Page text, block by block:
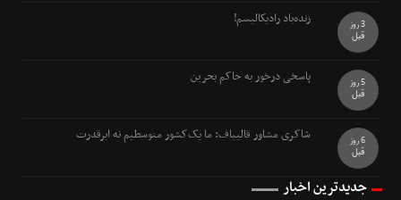
زنده‌باد رادیکالیسم!
3 روز
قبل
پاسخی درخور به حاکم بحرین
5 روز
قبل
شاکری مشاور قالیباف: ما یک‌کشور متوسطیم نه ابرقدرت
6 روز
قبل
جدیدترین اخبار